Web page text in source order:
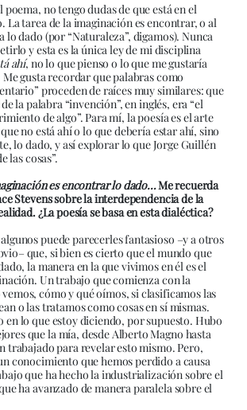
no tengo dudas de que está en el
La tarea de la imaginación es encontrar, o al
lo dado (por “Naturaleza”, digamos). Nunca
y esta es la única ley de mi disciplina
ahí, no lo que pienso o lo que me gustaría
gusta recordar que palabras como
proceden de raíces muy similares: que
la palabra “invención”, en inglés, era “el
de algo”. Para mí, la poesía es el arte
no está ahí o lo que debería estar ahí, sino
lo dado, y así explorar lo que Jorge Guillén
las cosas”.
es encontrar lo dado…Me recuerda
Stevens sobre la interdependencia de la
¿La poesía se basa en esta dialéctica?
puede parecerles fantasioso –y a otros
que, si bien es cierto que el mundo que
la manera en la que vivimos en él es el
Un trabajo que comienza con la
cómo y qué oímos, si clasificamos las
o las tratamos como cosas en sí mismas.
en lo que estoy diciendo, por supuesto. Hubo
que la mía, desde Alberto Magno hasta
trabajado para revelar esto mismo. Pero,
conocimiento que hemos perdido a causa
que ha hecho la industrialización sobre el
ha avanzado de manera paralela sobre el